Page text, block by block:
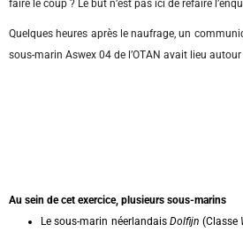
faire le coup ? Le but n’est pas ici de refaire
Quelques heures après le naufrage, un
sous-marin Aswex 04 de l’OTAN avait lieu
Au sein de cet exercice, plusieurs sous-marins
Le sous-marin néerlandaisDolfijn (Classe